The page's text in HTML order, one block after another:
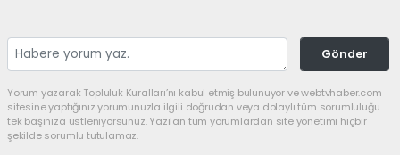
Gönder
Yorum yazarak Topluluk Kuralları’nı kabul etmiş bulunuyor ve webtvhaber.com
sitesine yaptığınız yorumunuzla ilgili doğrudan veya dolaylı tüm sorumluluğu
tek başınıza üstleniyorsunuz. Yazılan tüm yorumlardan site yönetimi hiçbir
şekilde sorumlu tutulamaz.